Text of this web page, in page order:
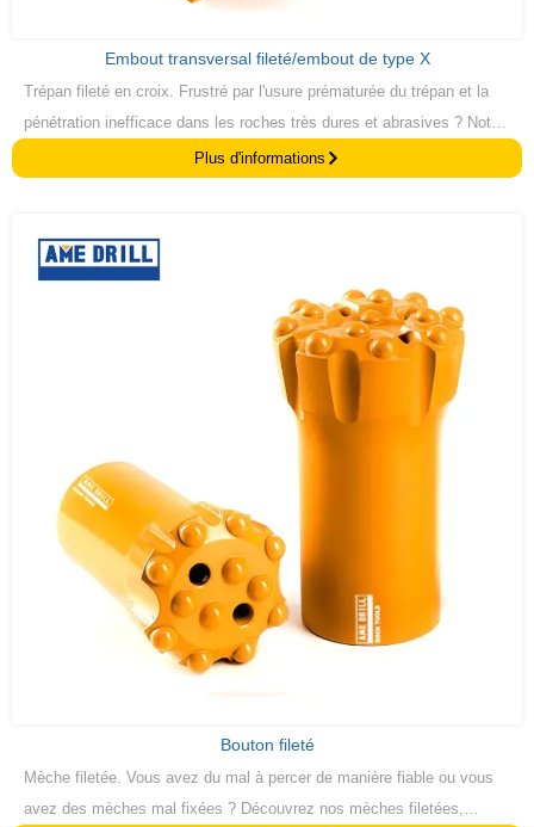
Embout transversal fileté/embout de type X
Trépan fileté en croix. Frustré par l'usure prématurée du trépan et la
pénétration inefficace dans les roches très dures et abrasives ? Notre
Mèches croisées pour filets / Mèches Xoffrent une durabilité
exceptionnelle et une action de coupe supérieure, spécialement
Maximisez vos performances de forage et prolongez la durée de vie
de vos outils, pour des résultats rentables et la réussite de vos
Plus d'informations
Bouton fileté
Mèche filetée. Vous avez du mal à percer de manière fiable ou vous
avez des mèches mal fixées ? Découvrez nos mèches filetées,